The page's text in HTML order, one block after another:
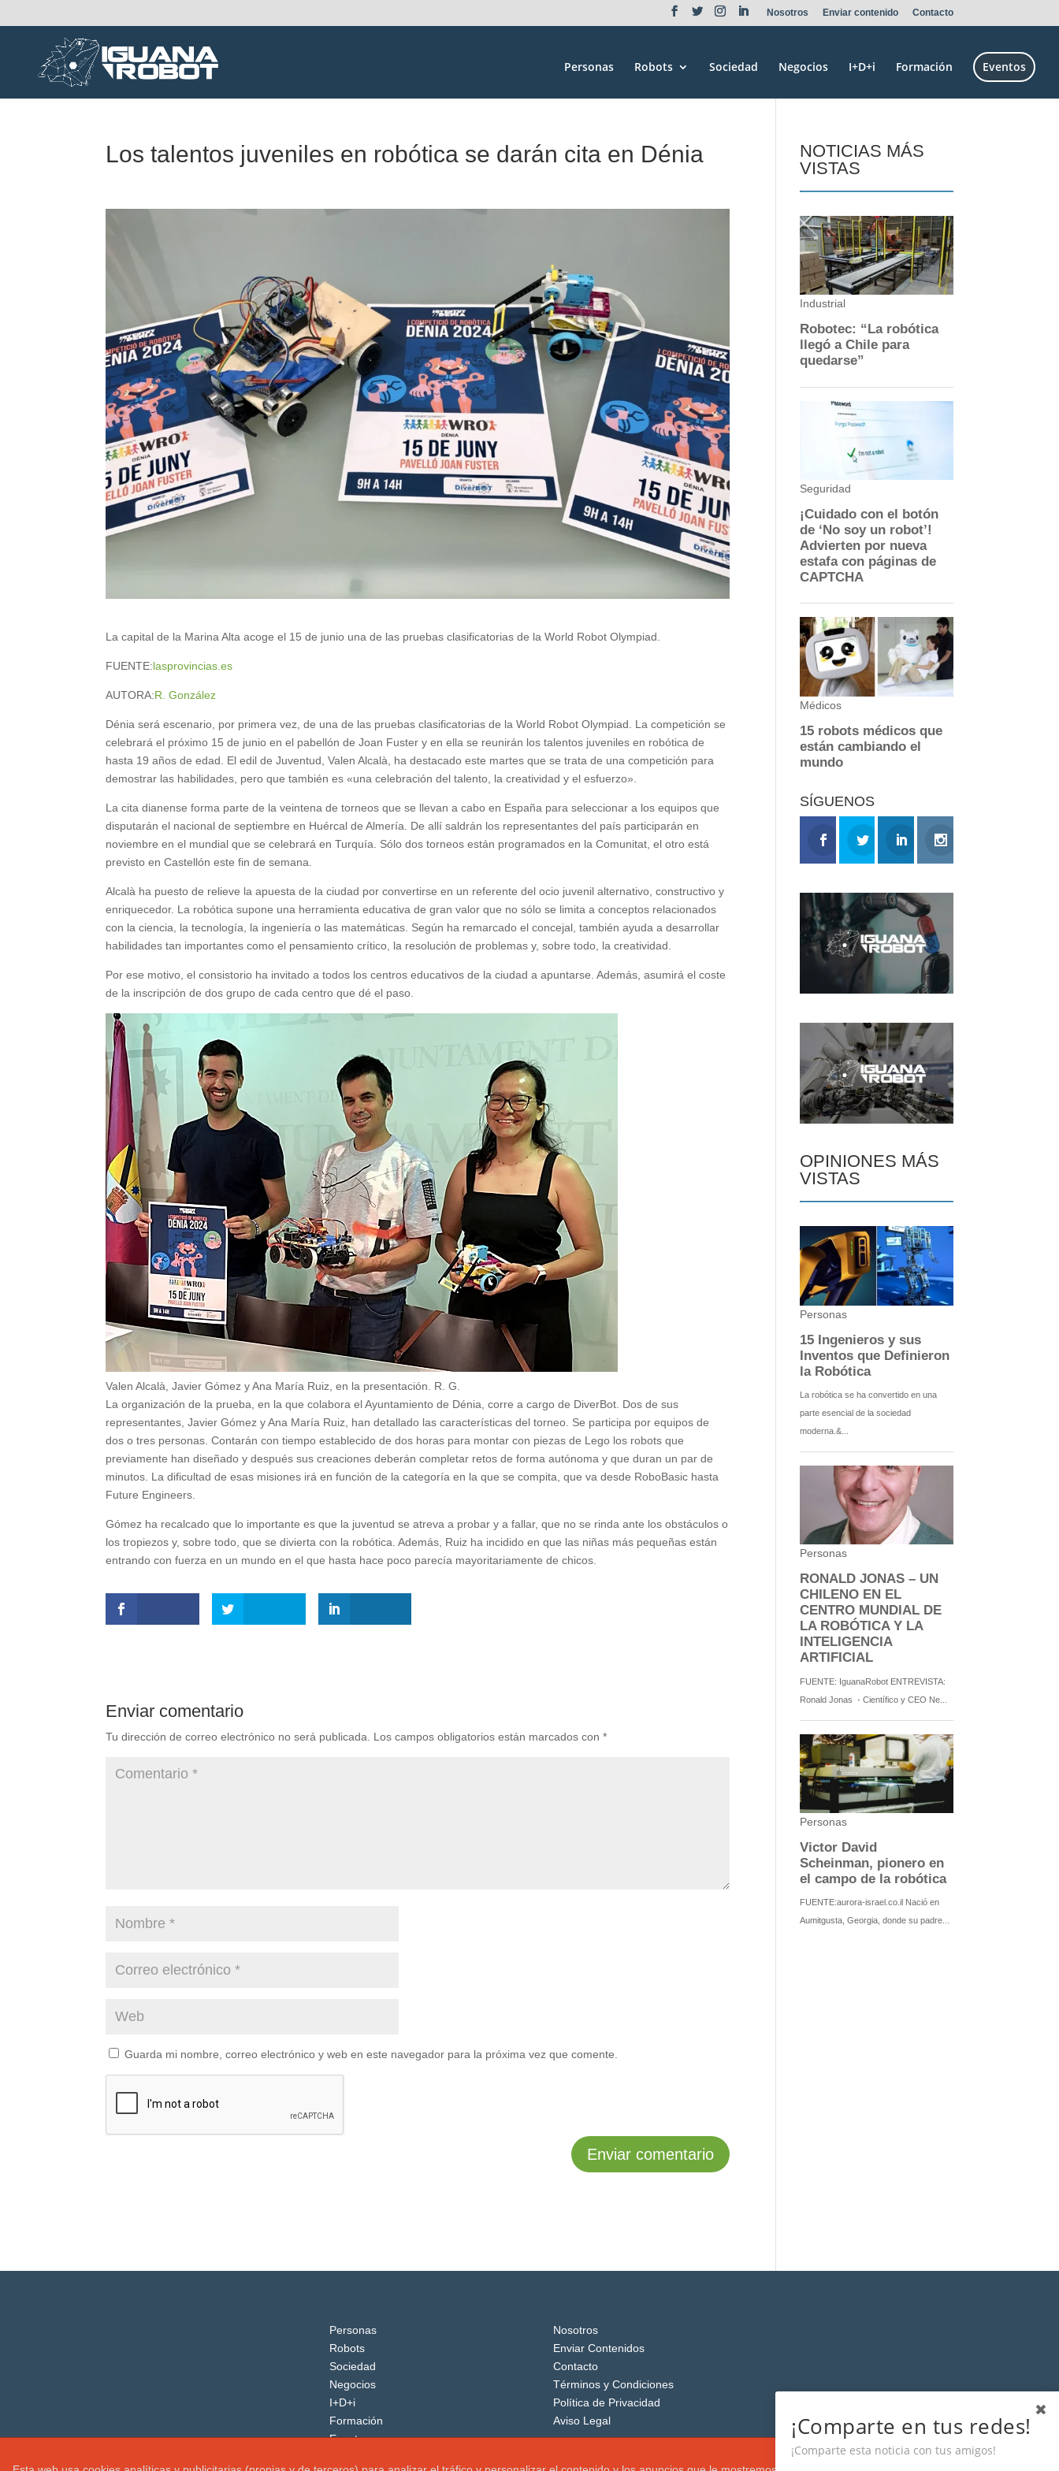
Nosotros Enviar contenido Contacto
Personas Robots Sociedad Negocios I+D+i Formación Eventos
Los talentos juveniles en robótica se darán cita en Dénia
La capital de la Marina Alta acoge el 15 de junio una de las pruebas clasificatorias de la World Robot Olympiad.
FUENTE:lasprovincias.es
AUTORA:R. González
Dénia será escenario, por primera vez, de una de las pruebas clasificatorias de la World Robot Olympiad. La competición se
celebrará el próximo 15 de junio en el pabellón de Joan Fuster y en ella se reunirán los talentos juveniles en robótica de
hasta 19 años de edad. El edil de Juventud, Valen Alcalà, ha destacado este martes que se trata de una competición para
demostrar las habilidades, pero que también es «una celebración del talento, la creatividad y el esfuerzo».
La cita dianense forma parte de la veintena de torneos que se llevan a cabo en España para seleccionar a los equipos que
disputarán el nacional de septiembre en Huércal de Almería. De allí saldrán los representantes del país participarán en
noviembre en el mundial que se celebrará en Turquía. Sólo dos torneos están programados en la Comunitat, el otro está
previsto en Castellón este fin de semana.
Alcalà ha puesto de relieve la apuesta de la ciudad por convertirse en un referente del ocio juvenil alternativo, constructivo y
enriquecedor. La robótica supone una herramienta educativa de gran valor que no sólo se limita a conceptos relacionados
con la ciencia, la tecnología, la ingeniería o las matemáticas. Según ha remarcado el concejal, también ayuda a desarrollar
habilidades tan importantes como el pensamiento crítico, la resolución de problemas y, sobre todo, la creatividad.
Por ese motivo, el consistorio ha invitado a todos los centros educativos de la ciudad a apuntarse. Además, asumirá el coste
de la inscripción de dos grupo de cada centro que dé el paso.
Valen Alcalà, Javier Gómez y Ana María Ruiz, en la presentación. R. G.
La organización de la prueba, en la que colabora el Ayuntamiento de Dénia, corre a cargo de DiverBot. Dos de sus
representantes, Javier Gómez y Ana María Ruiz, han detallado las características del torneo. Se participa por equipos de
dos o tres personas. Contarán con tiempo establecido de dos horas para montar con piezas de Lego los robots que
previamente han diseñado y después sus creaciones deberán completar retos de forma autónoma y que duran un par de
minutos. La dificultad de esas misiones irá en función de la categoría en la que se compita, que va desde RoboBasic hasta
Future Engineers.
Gómez ha recalcado que lo importante es que la juventud se atreva a probar y a fallar, que no se rinda ante los obstáculos o
los tropiezos y, sobre todo, que se divierta con la robótica. Además, Ruiz ha incidido en que las niñas más pequeñas están
entrando con fuerza en un mundo en el que hasta hace poco parecía mayoritariamente de chicos.
Enviar comentario
Tu dirección de correo electrónico no será publicada. Los campos obligatorios están marcados con*
Guarda mi nombre, correo electrónico y web en este navegador para la próxima vez que comente.
NOTICIAS MÁS
VISTAS
SÍGUENOS
OPINIONES MÁS
VISTAS
Personas
Robots
Sociedad
Negocios
I+D+i
Formación
Eventos
Nosotros
Enviar Contenidos
Contacto
Términos y Condiciones
Política de Privacidad
Aviso Legal
¡Comparte en tus redes!
¡Comparte esta noticia con tus amigos!